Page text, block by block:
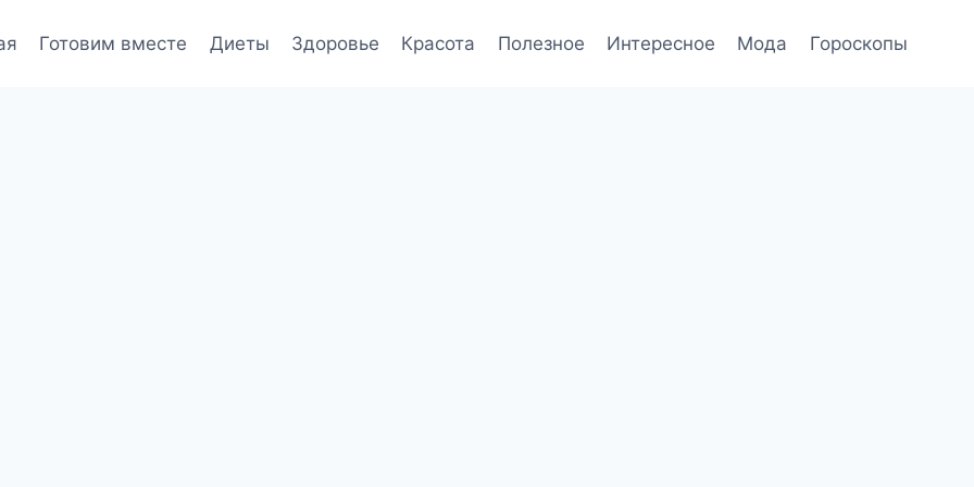
Готовим вместе Диеты Здоровье Красота Полезное Интересное Мода Гороскопы